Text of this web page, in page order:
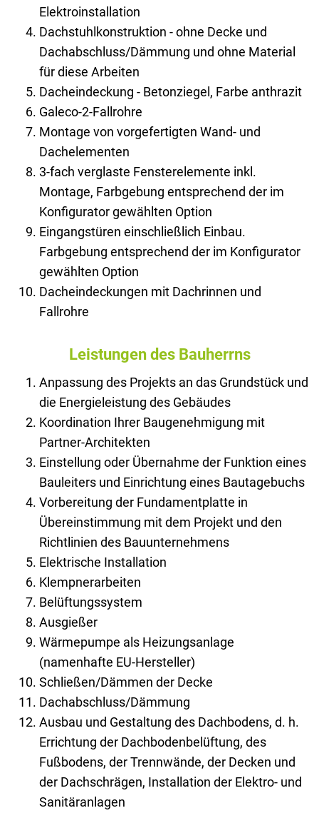
Elektroinstallation
Dachstuhlkonstruktion - ohne Decke und
Dachabschluss/Dämmung und ohne Material
für diese Arbeiten
Dacheindeckung - Betonziegel, Farbe anthrazit
Galeco-2-Fallrohre
Montage von vorgefertigten Wand- und
Dachelementen
3-fach verglaste Fensterelemente inkl.
Montage, Farbgebung entsprechend der im
Konfigurator gewählten Option
Eingangstüren einschließlich Einbau.
Farbgebung entsprechend der im Konfigurator
gewählten Option
Dacheindeckungen mit Dachrinnen und
Fallrohre
Leistungen des Bauherrns
Anpassung des Projekts an das Grundstück und
die Energieleistung des Gebäudes
Koordination Ihrer Baugenehmigung mit
Partner-Architekten
Einstellung oder Übernahme der Funktion eines
Bauleiters und Einrichtung eines Bautagebuchs
Vorbereitung der Fundamentplatte in
Übereinstimmung mit dem Projekt und den
Richtlinien des Bauunternehmens
Elektrische Installation
Klempnerarbeiten
Belüftungssystem
Ausgießer
Wärmepumpe als Heizungsanlage
(namenhafte EU-Hersteller)
Schließen/Dämmen der Decke
Dachabschluss/Dämmung
Ausbau und Gestaltung des Dachbodens, d. h.
Errichtung der Dachbodenbelüftung, des
Fußbodens, der Trennwände, der Decken und
der Dachschrägen, Installation der Elektro- und
Sanitäranlagen